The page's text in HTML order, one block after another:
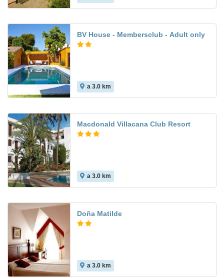
BV House - Membersclub - Adult only
a 3.0 km
Macdonald Villacana Club Resort
a 3.0 km
Doña Matilde
a 3.0 km